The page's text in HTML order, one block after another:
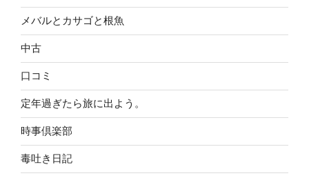
メバルとカサゴと根魚
中古
口コミ
定年過ぎたら旅に出よう。
時事倶楽部
毒吐き日記